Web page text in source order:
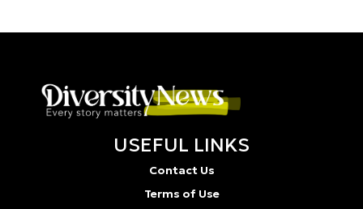
USEFUL LINKS
Contact Us
Terms of Use